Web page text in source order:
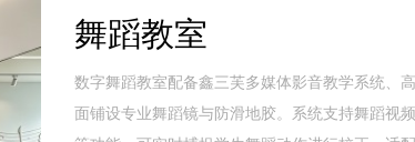
舞蹈教室
数字舞蹈教室配备鑫三芙多媒体影音教学系统、
面铺设专业舞蹈镜与防滑地胶。系统支持舞蹈视